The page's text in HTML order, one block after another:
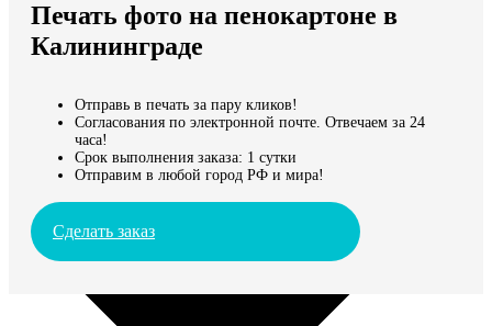
Мы доставляем по всему миру
Продолжить без города
Печать фото на пенокартоне в
Калининграде
Отправь в печать за пару кликов!
Согласования по электронной почте. Отвечаем за 24
часа!
Срок выполнения заказа: 1 сутки
Отправим в любой город РФ и мира!
Сделать заказ